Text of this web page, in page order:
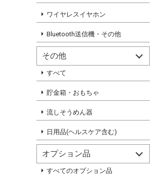
ワイヤレスイヤホン
Bluetooth送信機・その他
その他
すべて
貯金箱・おもちゃ
流しそうめん器
日用品(ヘルスケア含む)
オプション品
すべてのオプション品